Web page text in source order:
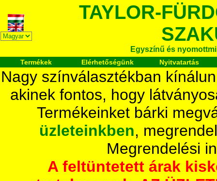
TAYLOR-
Egyszínű és
Termékek Elérhetőségünk Nyitvatartás
Nagy színválasztékban
akinek fontos, hogy
Termékeinket bárki
üzleteinkben,
Megrendelési
A feltüntetett árak